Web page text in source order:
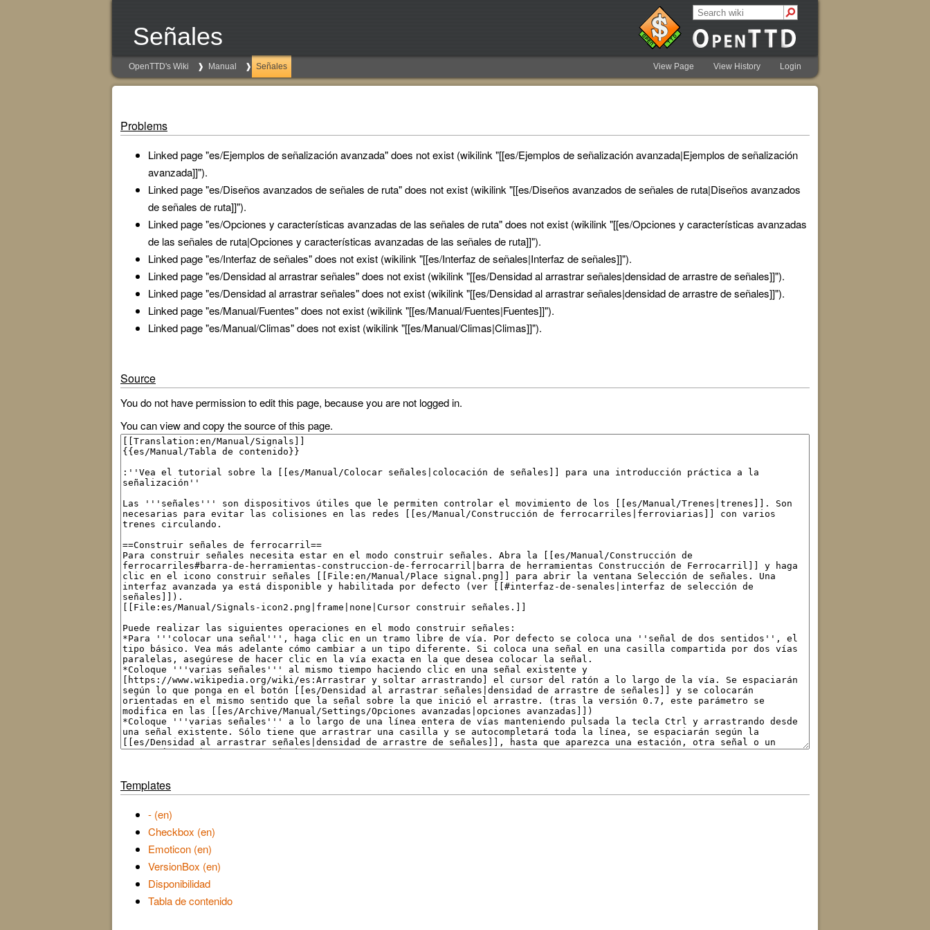
Señales
OpenTTD's Wiki Manual Señales View Page View History Login
Problems
Linked page "es/Ejemplos de señalización avanzada" does not exist (wikilink "[[es/Ejemplos de señalización avanzada|Ejemplos de señalización
avanzada]]").
Linked page "es/Diseños avanzados de señales de ruta" does not exist (wikilink "[[es/Diseños avanzados de señales de ruta|Diseños avanzados
de señales de ruta]]").
Linked page "es/Opciones y características avanzadas de las señales de ruta" does not exist (wikilink "[[es/Opciones y características avanzadas
de las señales de ruta|Opciones y características avanzadas de las señales de ruta]]").
Linked page "es/Interfaz de señales" does not exist (wikilink "[[es/Interfaz de señales|Interfaz de señales]]").
Linked page "es/Densidad al arrastrar señales" does not exist (wikilink "[[es/Densidad al arrastrar señales|densidad de arrastre de señales]]").
Linked page "es/Densidad al arrastrar señales" does not exist (wikilink "[[es/Densidad al arrastrar señales|densidad de arrastre de señales]]").
Linked page "es/Manual/Fuentes" does not exist (wikilink "[[es/Manual/Fuentes|Fuentes]]").
Linked page "es/Manual/Climas" does not exist (wikilink "[[es/Manual/Climas|Climas]]").
Source
You do not have permission to edit this page, because you are not logged in.
You can view and copy the source of this page.
Templates
- (en)
Checkbox (en)
Emoticon (en)
VersionBox (en)
Disponibilidad
Tabla de contenido